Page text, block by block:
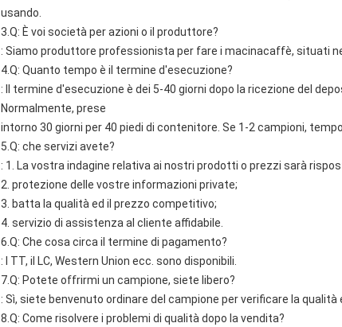
usando.
3.Q: È voi società per azioni o il produttore?
: Siamo produttore professionista per fare i macinacaffè, situati
4.Q: Quanto tempo è il termine d'esecuzione?
: Il termine d'esecuzione è dei 5-40 giorni dopo la ricezione del
Normalmente, prese
intorno 30 giorni per 40 piedi di contenitore. Se 1-2 campioni,
5.Q: che servizi avete?
: 1. La vostra indagine relativa ai nostri prodotti o prezzi sarà
2. protezione delle vostre informazioni private;
3. batta la qualità ed il prezzo competitivo;
4. servizio di assistenza al cliente affidabile.
6.Q: Che cosa circa il termine di pagamento?
: I TT, il LC, Western Union ecc. sono disponibili.
7.Q: Potete offrirmi un campione, siete libero?
: Sì, siete benvenuto ordinare del campione per verificare la qualità
8.Q: Come risolvere i problemi di qualità dopo la vendita?